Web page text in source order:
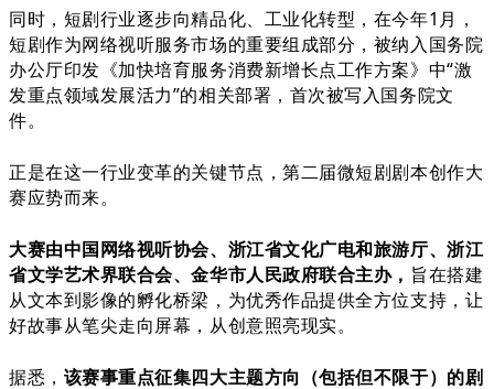
同时，短剧行业逐步向精品化、工业化转型，在今年1月，
短剧作为网络视听服务市场的重要组成部分，被纳入国务院
办公厅印发《加快培育服务消费新增长点工作方案》中“激
发重点领域发展活力”的相关部署，首次被写入国务院文
件。
正是在这一行业变革的关键节点，第二届微短剧剧本创作大
赛应势而来。
大赛由中国网络视听协会、浙江省文化广电和旅游厅、浙江
省文学艺术界联合会、金华市人民政府联合主办， 旨在搭建
从文本到影像的孵化桥梁，为优秀作品提供全方位支持，让
好故事从笔尖走向屏幕，从创意照亮现实。
据悉， 该赛事重点征集四大主题方向（包括但不限于）的剧